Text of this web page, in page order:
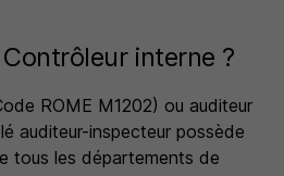
interne ?
ROME M1202) ou auditeur
auditeur-inspecteur possède
tous les départements de